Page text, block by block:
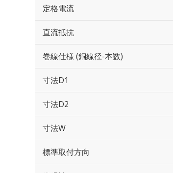
定格電流
直流抵抗
巻線仕様 (銅線径-本数)
寸法D1
寸法D2
寸法W
標準取付方向